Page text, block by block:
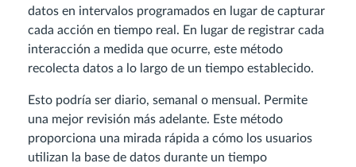
datos en intervalos programados en lugar de capturar
cada acción en tiempo real. En lugar de registrar cada
interacción a medida que ocurre, este método
recolecta datos a lo largo de un tiempo establecido.
Esto podría ser diario, semanal o mensual. Permite
una mejor revisión más adelante. Este método
proporciona una mirada rápida a cómo los usuarios
utilizan la base de datos durante un tiempo